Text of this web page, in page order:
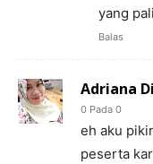
yang
Balas
Adriana
0 Pada 0
eh aku
peserta